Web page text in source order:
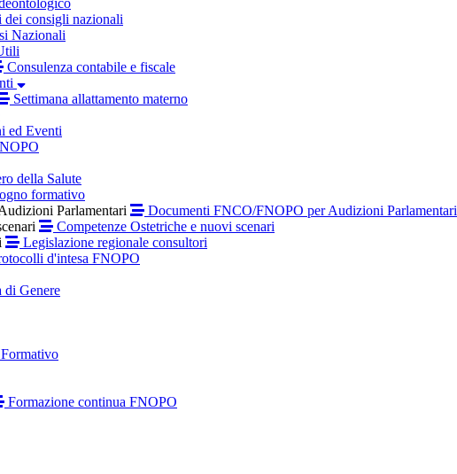
dei consigli nazionali
Nazionali
Consulenza contabile e fiscale
Settimana allattamento materno
ed Eventi
della Salute
formativo
Parlamentari
Documenti FNCO/FNOPO per Audizioni Parlamentari
Competenze Ostetriche e nuovi scenari
Legislazione regionale consultori
d'intesa FNOPO
di Genere
Formazione continua FNOPO